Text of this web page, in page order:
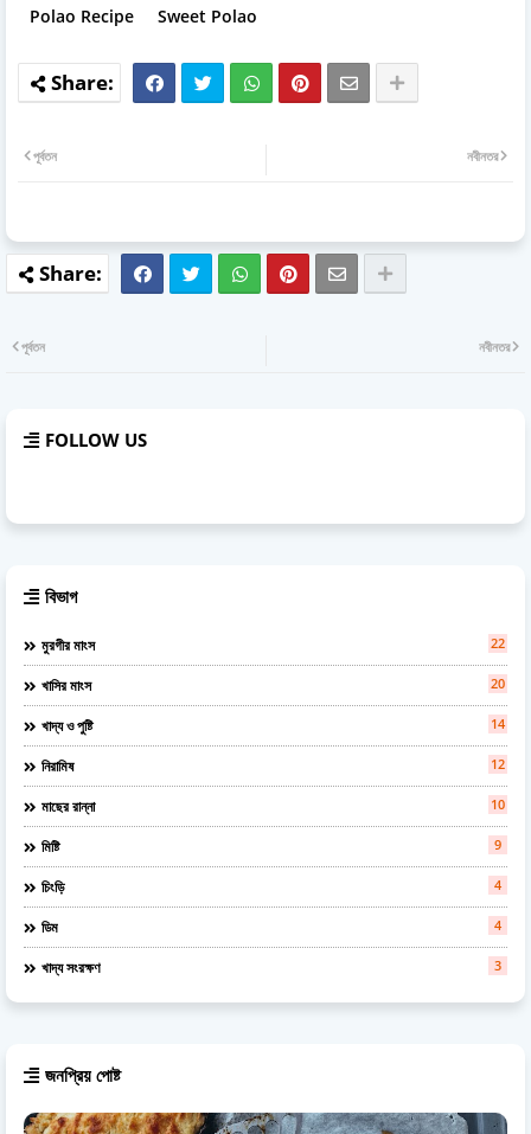
Polao Recipe
Sweet Polao
নবীনতর
পূর্বতন
নবীনতর
পূর্বতন
FOLLOW US
বিভাগ
মুরগীর মাংস 22
খাসির মাংস 20
খাদ্য ও পুষ্টি 14
নিরামিষ 12
মাছের রান্না 10
মিষ্টি 9
চিংড়ি 4
ডিম 4
খাদ্য সংরক্ষণ 3
জনপ্রিয় পোষ্ট